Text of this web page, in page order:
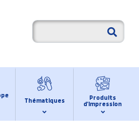
Thématiques
Produits
d’impression